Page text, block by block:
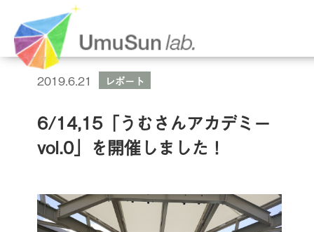
2019.6.21 レポート
6/14,15「うむさんアカデミー
vol.0」を開催しました！